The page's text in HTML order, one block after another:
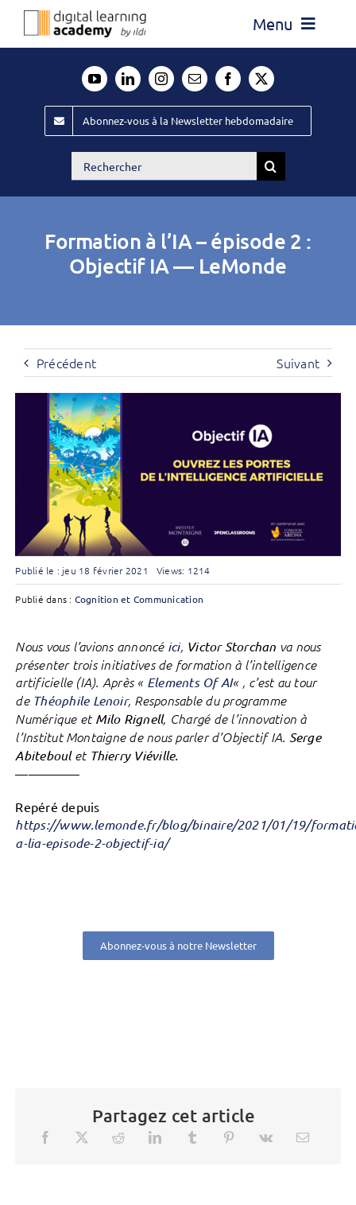
Passer
Menu
Évènements ILDI
Offres d’emploi
Publiez
Abonnez-vous à la Newsletter hebdomadaire
Rechercher:
Formation à l’IA – épisode 2 :
Objectif IA — LeMonde
Précédent Suivant
Publié le : jeu 18 février 2021 Views: 1214
Publié dans : Cognition et Communication
Nous vous l’avions annoncé ici, Victor Storchan va nous
présenter trois initiatives de formation à l’intelligence
artificielle (IA). Après « Elements Of AI« , c’est au tour
de Théophile Lenoir, Responsable du programme
Numérique et Milo Rignell, Chargé de l’innovation à
l’Institut Montaigne de nous parler d’Objectif IA. Serge
Abiteboul et Thierry Viéville.
—————
Repéré depuis
https://www.lemonde.fr/blog/binaire/2021/01/19/
a-lia-episode-2-objectif-ia/
Abonnez-vous à notre Newsletter
Partagez cet article